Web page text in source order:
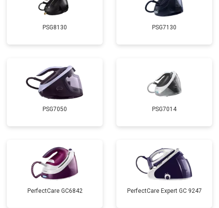
PSG8130 PSG7130
PSG7050 PSG7014
PerfectCare GC6842 PerfectCare Expert GC 9247